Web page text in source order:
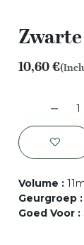
10,60€
Volume :
Geurgroep :
Goed Voor :